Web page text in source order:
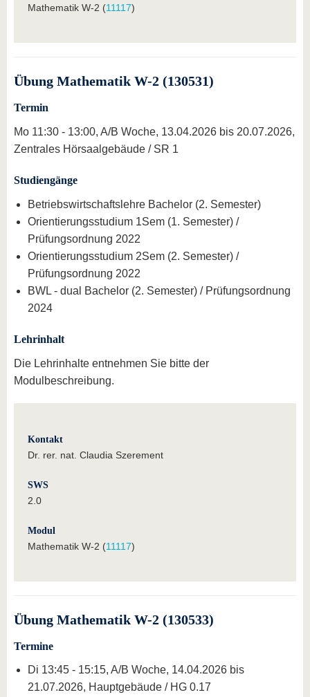
Mathematik W-2 (11117)
Übung Mathematik W-2 (130531)
Termin
Mo 11:30 - 13:00, A/B Woche, 13.04.2026 bis 20.07.2026,
Zentrales Hörsaalgebäude / SR 1
Studiengänge
Betriebswirtschaftslehre Bachelor (2. Semester)
Orientierungsstudium 1Sem (1. Semester) /
Prüfungsordnung 2022
Orientierungsstudium 2Sem (2. Semester) /
Prüfungsordnung 2022
BWL - dual Bachelor (2. Semester) / Prüfungsordnung
2024
Lehrinhalt
Die Lehrinhalte entnehmen Sie bitte der
Modulbeschreibung.
Kontakt
Dr. rer. nat. Claudia Szerement
SWS
2.0
Modul
Mathematik W-2 (11117)
Übung Mathematik W-2 (130533)
Termine
Di 13:45 - 15:15, A/B Woche, 14.04.2026 bis
21.07.2026, Hauptgebäude / HG 0.17